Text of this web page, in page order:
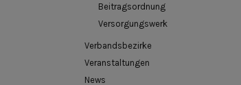
Beitragsordnung
Versorgungswerk
Verbandsbezirke
Veranstaltungen
News